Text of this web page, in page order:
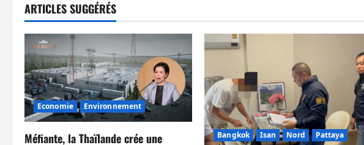
g
a
t
i
o
ARTICLES SUGGÉRÉS
Economie Environnement
Méfiante, la Thaïlande crée une
Bangkok Isan Nord Pattaya